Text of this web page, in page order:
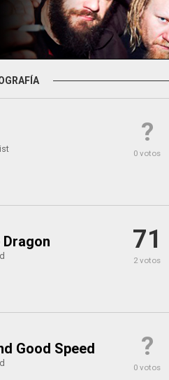
?
0 votos
Dragon 71
2 votos
Good Speed ?
0 votos